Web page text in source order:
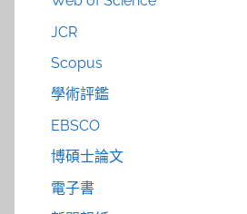
JCR
Scopus
學術評鑑
EBSCO
博碩士論文
電子書